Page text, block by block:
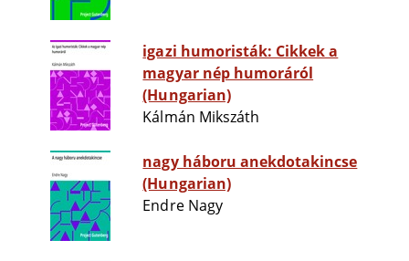
igazi humoristák: Cikkek a
magyar nép humoráról
(Hungarian)
Kálmán Mikszáth
nagy háboru anekdotakincse
(Hungarian)
Endre Nagy